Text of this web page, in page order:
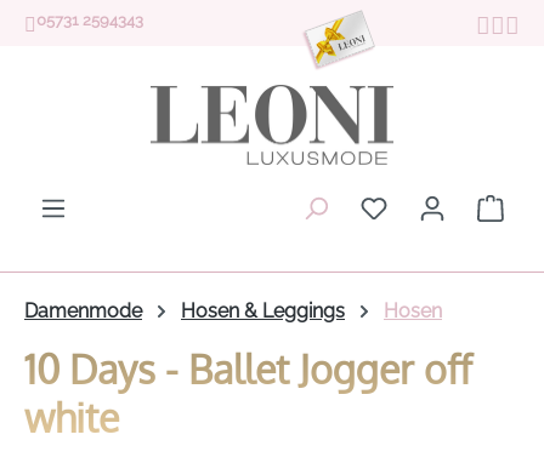
Zum Hauptinhalt springen
05731 2594343
Du hast 0
Damenmode Hosen & Leggings Hosen
10 Days - Ballet Jogger off
white